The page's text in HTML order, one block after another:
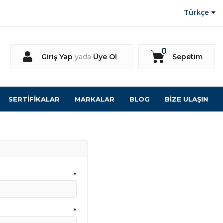
Giriş Yap yada Üye Ol
0
Sepetim
SERTİFİKALAR MARKALAR
NICHOLSON
BLOG BİZE ULAŞIN
*
*